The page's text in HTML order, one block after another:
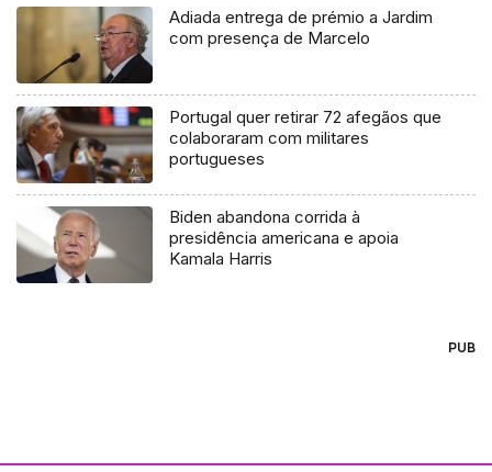
Adiada entrega de prémio a Jardim
com presença de Marcelo
Portugal quer retirar 72 afegãos que
colaboraram com militares
portugueses
Biden abandona corrida à
presidência americana e apoia
Kamala Harris
PUB